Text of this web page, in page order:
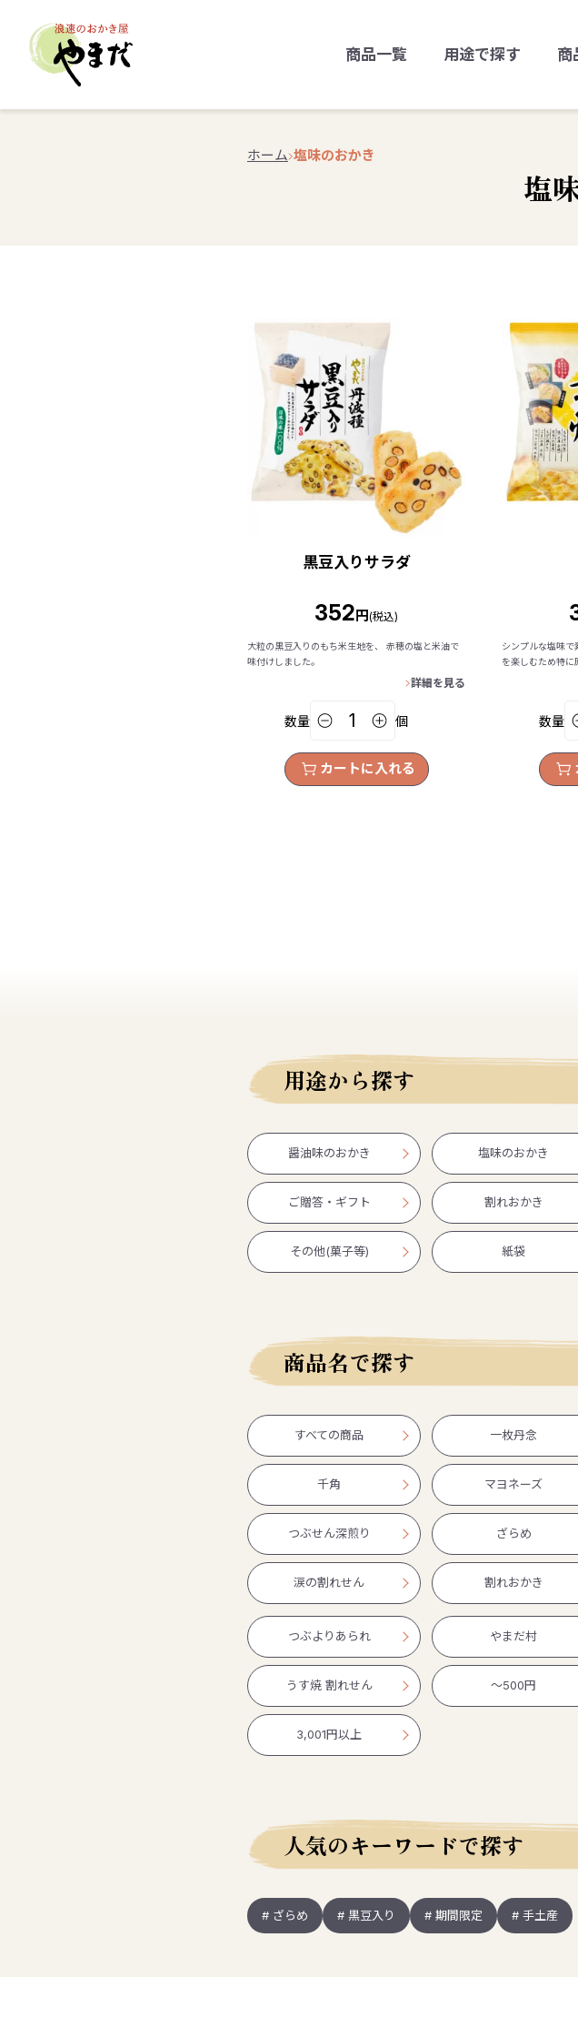
商品一覧 用途で探す 商
ホーム 塩味のおかき
塩
黒豆入りサラダ
352円(税込)
大粒の黒豆入りのもち米生地を、 赤穂の塩と米油で
味付けしました。
詳細を見る
数量 個
カートに入れる
シンプルな塩味で
を楽しむため特に
数量
用途から探す
醤油味のおかき 塩味のおかき
ご贈答・ギフト 割れおかき
その他(菓子等) 紙袋
商品名で探す
すべての商品 一枚丹念
千角 マヨネーズ
つぶせん深煎り ざらめ
涙の割れせん 割れおかき
つぶよりあられ やまだ村
うす焼 割れせん 〜500円
3,001円以上
人気のキーワードで探す
# ざらめ # 黒豆入り # 期間限定 # 手土産